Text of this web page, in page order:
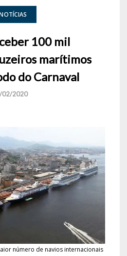
100 mil
marítimos
do Carnaval
02/2020
número de navios internacionais